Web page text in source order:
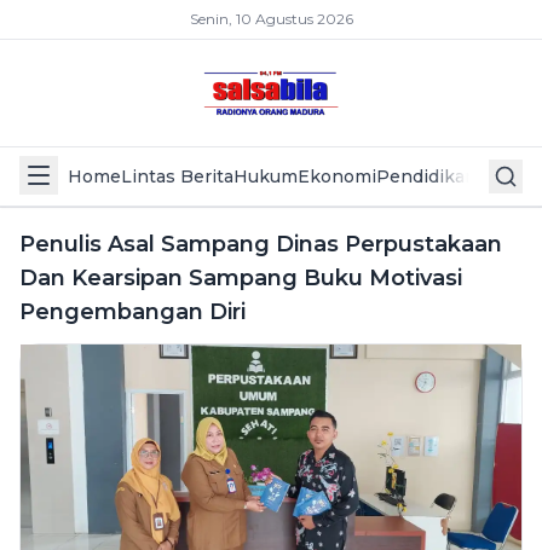
Senin, 10 Agustus 2026
HomeLintas BeritaHukumEkonomiPendidikan Politik
Penulis Asal Sampang Dinas Perpustakaan
Dan Kearsipan Sampang Buku Motivasi
Pengembangan Diri